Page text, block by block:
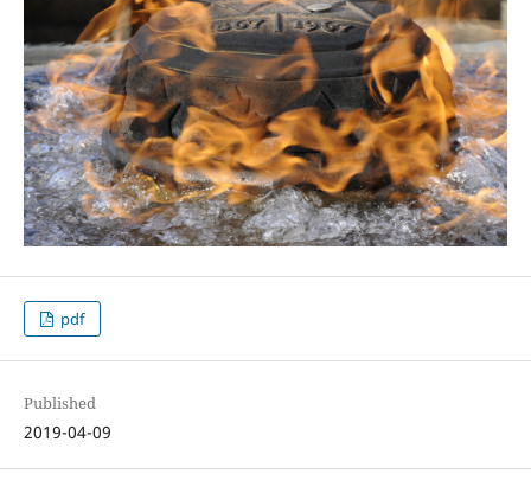
pdf
Published
2019-04-09